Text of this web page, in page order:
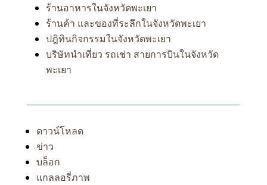
ร้านอาหารในจังหวัดพะเยา
ร้านค้า และของที่ระลึกในจังหวัดพะเยา
ปฎิทินกิจกรรมในจังหวัดพะเยา
บริษัทนำเที่ยว รถเช่า สายการบินในจังหวัด
พะเยา
ดาวน์โหลด
ข่าว
บล็อก
แกลลอรี่ภาพ